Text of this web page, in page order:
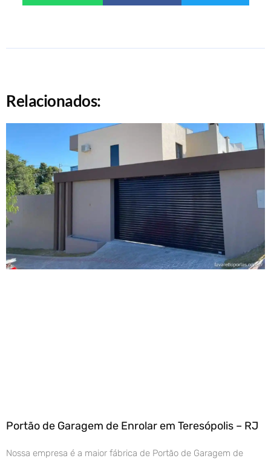
Relacionados:
Portão de Garagem de Enrolar em Teresópolis – RJ
Nossa empresa é a maior fábrica de Portão de Garagem de